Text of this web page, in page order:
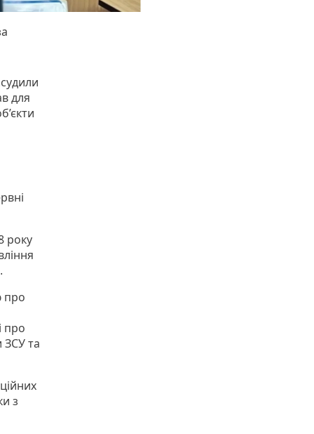
для
року
про
про
ЗСУ та
з